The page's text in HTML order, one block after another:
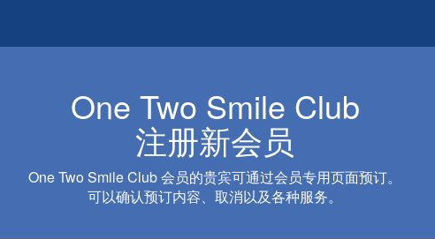
One Two Smile Club
注册新会员
One Two Smile Club 会员的贵宾可通过会员专用页面预订。
可以确认预订内容、取消以及各种服务。